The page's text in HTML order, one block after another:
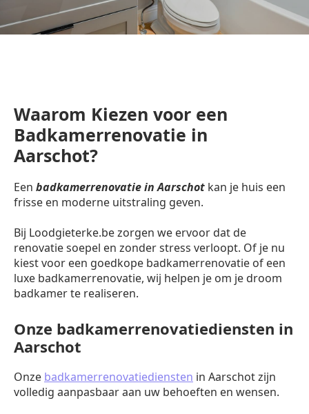
Waarom Kiezen voor een
Badkamerrenovatie in
Aarschot?
Een badkamerrenovatie in Aarschot kan je huis een
frisse en moderne uitstraling geven.
Bij Loodgieterke.be zorgen we ervoor dat de
renovatie soepel en zonder stress verloopt. Of je nu
kiest voor een goedkope badkamerrenovatie of een
luxe badkamerrenovatie, wij helpen je om je droom
badkamer te realiseren.
Onze badkamerrenovatiediensten in
Aarschot
Onze badkamerrenovatiediensten in Aarschot zijn
volledig aanpasbaar aan uw behoeften en wensen.